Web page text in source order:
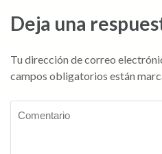
entradas
Deja una
Tu dirección de correo
campos obligatorios están